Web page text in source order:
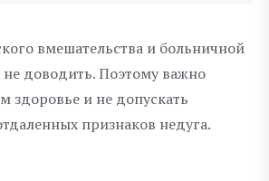
вмешательства и больничной
не доводить. Поэтому важно
здоровье и не допускать
признаков недуга.